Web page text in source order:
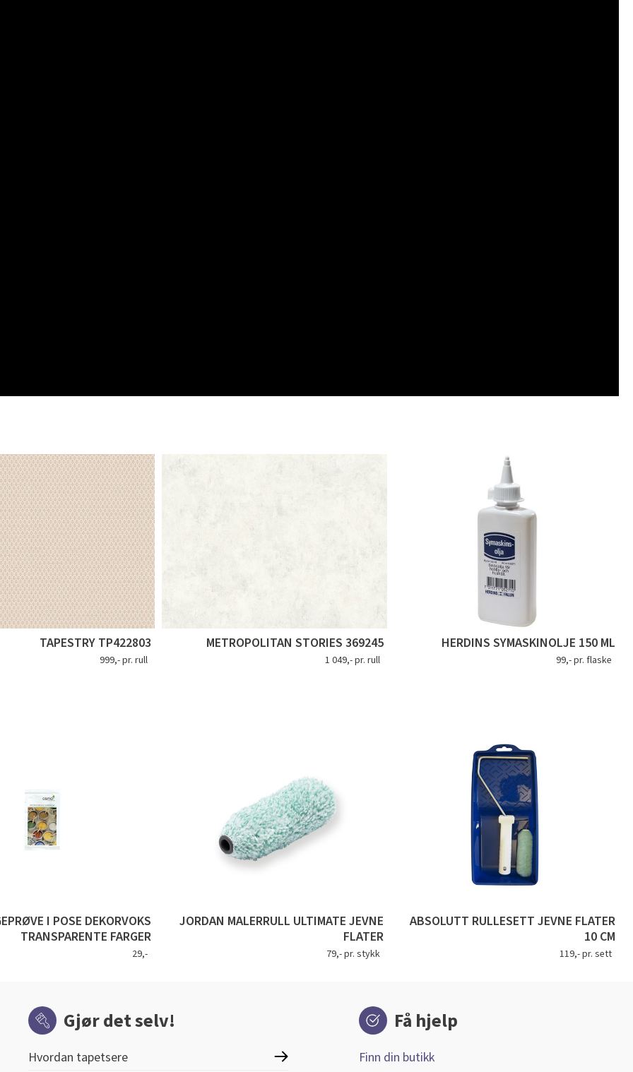
TAPESTRY TP422803
999,- pr. rull
METROPOLITAN STORIES 369245
1 049,- pr. rull
HERDINS SYMASKINOLJE 150 ML
99,- pr. flaske
I POSE DEKORVOKS
TRANSPARENTE FARGER
29,-
JORDAN MALERRULL ULTIMATE JEVNE
FLATER
79,- pr. stykk
ABSOLUTT RULLESETT JEVNE FLATER
10 CM
119,- pr. sett
Gjør det selv!
Hvordan tapetsere
Få hjelp
Finn din butikk